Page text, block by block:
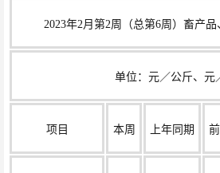
2023年2月第2周（总第6周）畜产
单位：元／公斤、元
项目 本周 上年同期